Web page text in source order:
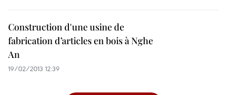
Construction d'une usine de
fabrication d’articles en bois à Nghe
An
19/02/2013 12:39